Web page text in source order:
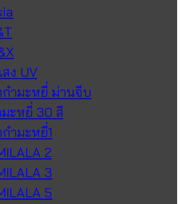
ง UV
กำมะหยี่ ม่านจีบ
ะหยี่ 30 สี
ำมะหยี่1
2
3
5